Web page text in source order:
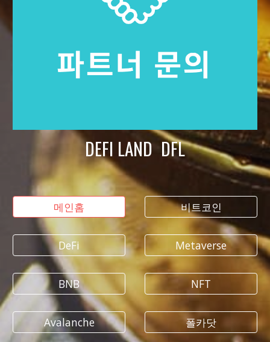
DEFI LAND DFL
메인홈
DeFi
BNB
Avalanche
비트코인
Metaverse
NFT
폴카닷